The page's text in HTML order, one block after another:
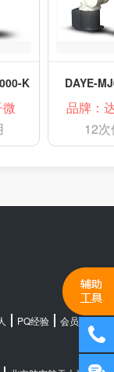
K DAYE-
品牌：
12
PQ经验 会员中心